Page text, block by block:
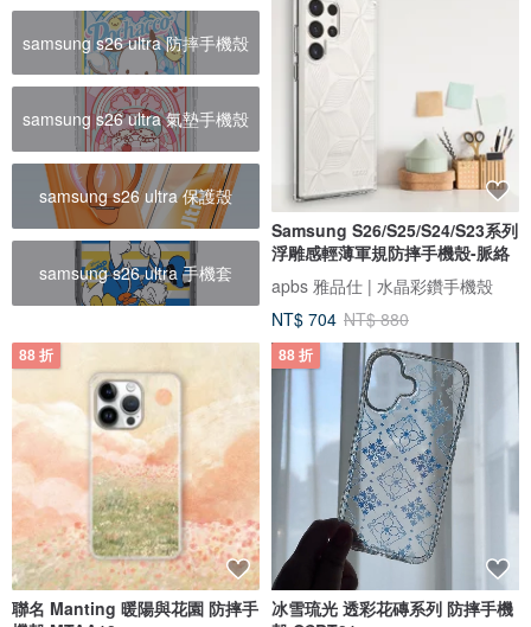
samsung s26 ultra 防摔手機殼
samsung s26 ultra 氣墊手機殼
samsung s26 ultra 保護殼
samsung s26 ultra 手機套
Samsung S26/S25/S24/S23系列
浮雕感輕薄軍規防摔手機殼-脈絡
apbs 雅品仕 | 水晶彩鑽手機殼
NT$ 704 NT$ 880
88 折
聯名 Manting 暖陽與花園 防摔手
88 折
冰雪琉光 透彩花磚系列 防摔手機